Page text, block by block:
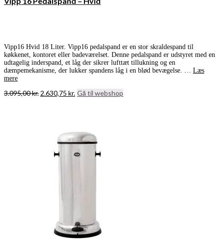
Vipp16 Hvid 18 Liter. Vipp16 pedalspand er en stor skraldespand til
køkkenet, kontoret eller badeværelset. Denne pedalspand er udstyret med en
udtagelig inderspand, et låg der sikrer lufttæt tillukning og en
dæmpemekanisme, der lukker spandens låg i en blød bevægelse. … Læs
mere
3.095,00kr. Den
2.630,75 kr.Den
Gå til webshop